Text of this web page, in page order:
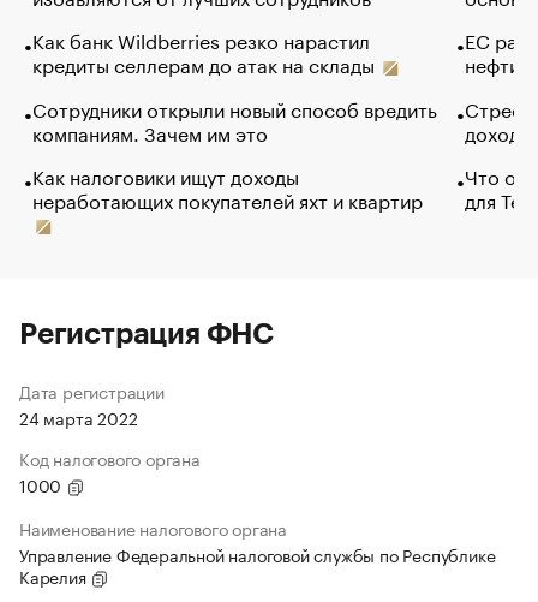
Как банк Wildberries резко нарастил
кредиты селлерам до атак на склады
Сотрудники открыли новый способ вредить
компаниям. Зачем им это
Как налоговики ищут доходы
неработающих покупателей яхт и квартир
ЕС
нефти
Что
для
Регистрация ФНС
Дата регистрации
24 марта 2022
Код налогового органа
1000
Наименование налогового органа
Управление Федеральной налоговой службы по Республике
Карелия